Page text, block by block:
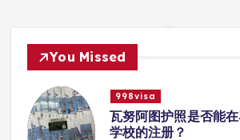
You Missed
998visa
瓦努阿图护照怎么激活
admin